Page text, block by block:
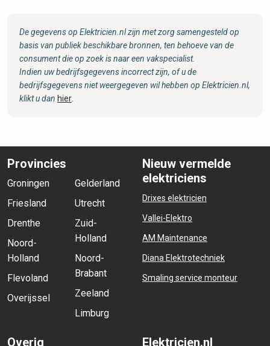
De gegevens op Elektricien.nl zijn met zorg samengesteld op
basis van publiek beschikbare bronnen, ten behoeve van de
consument die op zoek is naar een vakspecialist.
Indien uw bedrijfsgegevens incorrect zijn, of u de
bedrijfsgegevens niet weergegeven wil hebben op Elektricien.nl,
klikt u dan hier
Provincies
Groningen
Friesland
Drenthe
Noord-
Holland
Flevoland
Overijssel
Gelderland
Utrecht
Zuid-
Holland
Noord-
Brabant
Zeeland
Limburg
Nieuw vermelde
elektriciens
Drixes elektricien
Vallei-Elektro
AM Maintenance
Diana Elektrotechniek
Smaling service monteur
Overig Elektricien.nl